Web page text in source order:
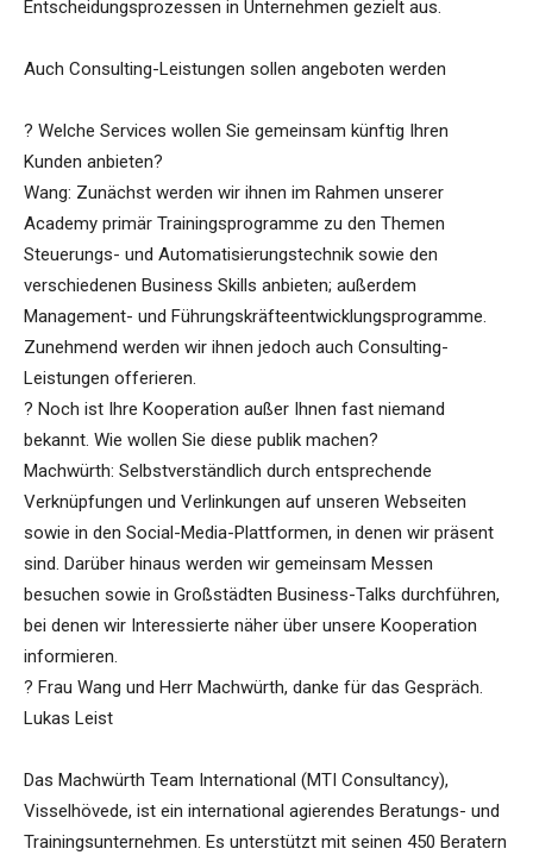
Entscheidungsprozessen in Unternehmen gezielt aus.
Auch Consulting-Leistungen sollen angeboten werden
? Welche Services wollen Sie gemeinsam künftig Ihren
Kunden anbieten?
Wang: Zunächst werden wir ihnen im Rahmen unserer
Academy primär Trainingsprogramme zu den Themen
Steuerungs- und Automatisierungstechnik sowie den
verschiedenen Business Skills anbieten; außerdem
Management- und Führungskräfteentwicklungsprogramme.
Zunehmend werden wir ihnen jedoch auch Consulting-
Leistungen offerieren.
? Noch ist Ihre Kooperation außer Ihnen fast niemand
bekannt. Wie wollen Sie diese publik machen?
Machwürth: Selbstverständlich durch entsprechende
Verknüpfungen und Verlinkungen auf unseren Webseiten
sowie in den Social-Media-Plattformen, in denen wir präsent
sind. Darüber hinaus werden wir gemeinsam Messen
besuchen sowie in Großstädten Business-Talks durchführen,
bei denen wir Interessierte näher über unsere Kooperation
informieren.
? Frau Wang und Herr Machwürth, danke für das Gespräch.
Lukas Leist
Das Machwürth Team International (MTI Consultancy),
Visselhövede, ist ein international agierendes Beratungs- und
Trainingsunternehmen. Es unterstützt mit seinen 450 Beratern